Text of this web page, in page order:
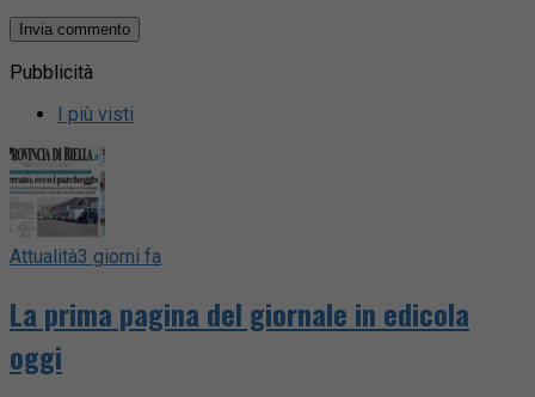
Pubblicità
I più visti
Attualità3 giorni fa
La prima pagina del giornale in edicola
oggi